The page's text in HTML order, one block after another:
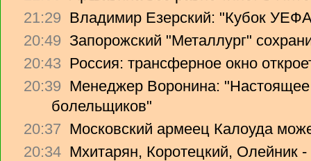
21:29 Владимир Езерский: "Кубок
20:49 Запорожский "Металлург"
20:43 Россия: трансферное окно
20:39 Менеджер Воронина: "Настоящее
болельщиков"
20:37 Московский армеец Калоуда
20:34 Мхитарян, Коротецкий, Олейник -